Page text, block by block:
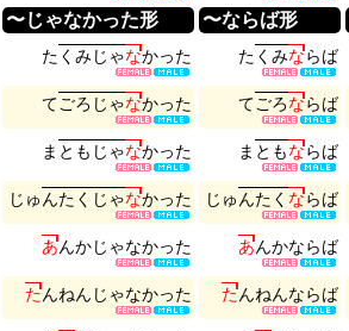
〜じゃなかった形 〜ならば形
た く みじ ゃなかった た く みならば
てごろ じ ゃなかった てごろならば
ま と も じ ゃなかった ま と もならば
じ ゅ んた く じ ゃなかった じ ゅ んた く ならば
あんかじ ゃなかった あんかならば
たんねん じ ゃなかった たんねんならば